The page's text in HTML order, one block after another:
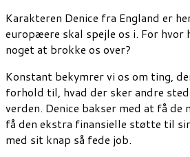
Karakteren Denice fra England er
europæere skal spejle os i. For hvor
noget at brokke os over?
Konstant bekymrer vi os om ting,
forhold til, hvad der sker andre
verden. Denice bakser med at få
få den ekstra finansielle støtte til
med sit knap så fede job.